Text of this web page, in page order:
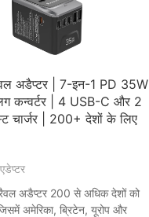
अडैप्टर | 7-इन-1 PD 35W
कन्वर्टर | 4 USB-C और 2
चार्जर | 200+ देशों के लिए
अडैप्टर 200 से अधिक देशों को
अमेरिका, ब्रिटेन, यूरोप और